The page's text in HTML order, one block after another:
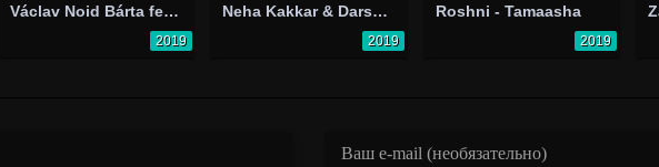
Václav Noid Bárta feat. Eva Buresová: Noc
2019
Neha Kakkar & Darshan Raval: Odhani
2019
Roshni - Tamaasha
2019